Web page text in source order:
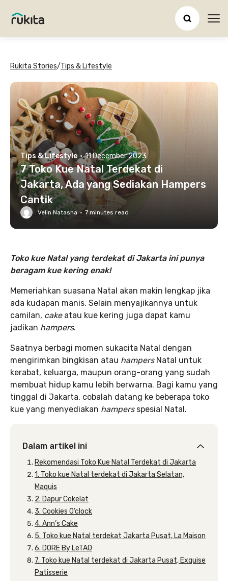
Rukita Stories/Tips & Lifestyle
Tips & Lifestyle · 11 December 2023
7 Toko Kue Natal Terdekat di
Jakarta, Ada yang Sediakan Hampers
Cantik
Velin Natasha · 7 minutes read
Toko kue Natal yang terdekat di Jakarta ini punya
beragam kue kering enak!
Memeriahkan suasana Natal akan makin lengkap jika
ada kudapan manis. Selain menyajikannya untuk
camilan, cake atau kue kering juga dapat kamu
jadikan hampers.
Saatnya berbagi momen sukacita Natal dengan
mengirimkan bingkisan atau hampers Natal untuk
kerabat, keluarga, maupun orang-orang yang sudah
membuat hidup kamu lebih berwarna. Bagi kamu yang
tinggal di Jakarta, cobalah datang ke beberapa toko
kue yang menyediakan hampersspesial Natal.
Dalam artikel ini
Rekomendasi Toko Kue Natal Terdekat di Jakarta
1. Toko kue Natal terdekat di Jakarta Selatan,
Maquis
2. Dapur Cokelat
3. Cookies O’clock
4. Ann’s Cake
5. Toko kue Natal terdekat Jakarta Pusat, La Maison
6. DORE By LeTAO
7. Toko kue Natal terdekat di Jakarta Pusat, Exquise
Patisserie